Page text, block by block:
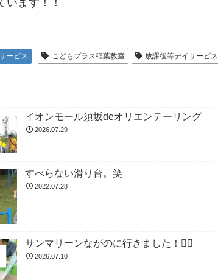
います！！
ービス こどもプラス稲葉教室 放課後等デイサービス
イオンモール須坂deオリエンテーリング
2026.07.29
すべらない滑り台。笑
2022.07.28
サンマリーンながのに行きました！🏊🏻
2026.07.10